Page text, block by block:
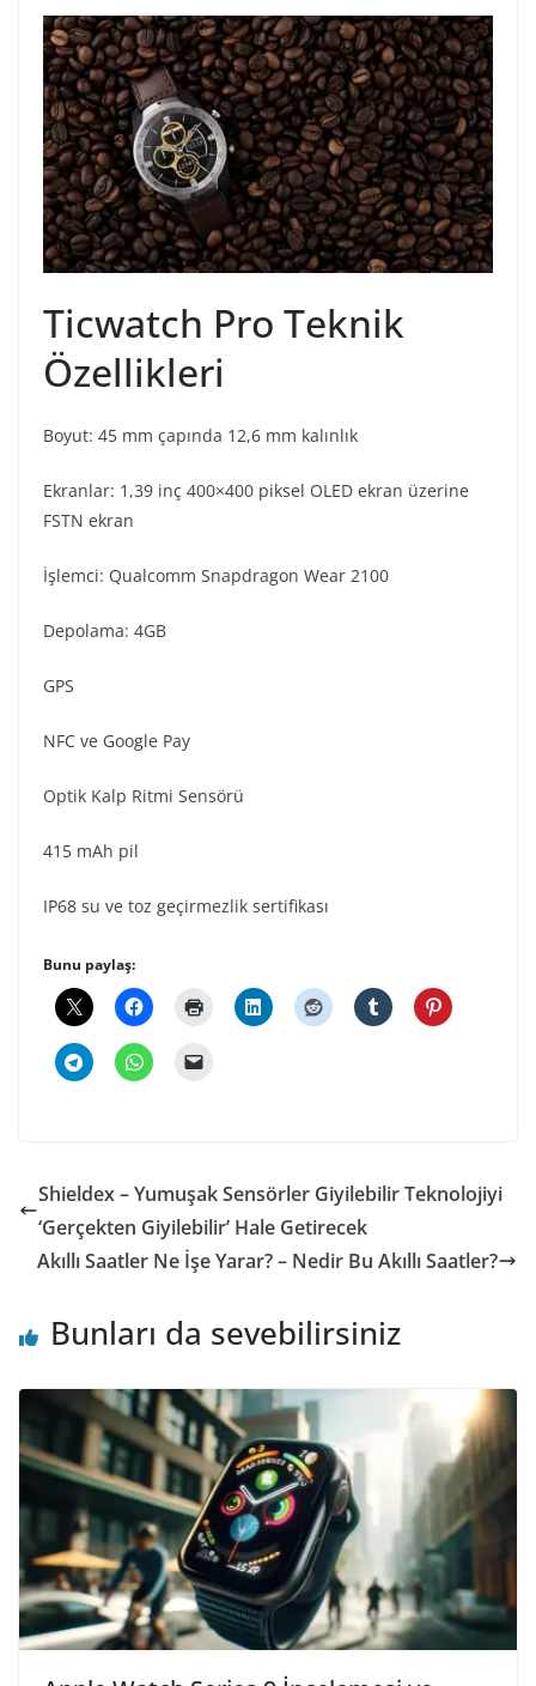
Ticwatch Pro Teknik
Özellikleri
Boyut: 45 mm çapında 12,6 mm kalınlık
Ekranlar: 1,39 inç 400×400 piksel OLED ekran üzerine
FSTN ekran
İşlemci: Qualcomm Snapdragon Wear 2100
Depolama: 4GB
GPS
NFC ve Google Pay
Optik Kalp Ritmi Sensörü
415 mAh pil
IP68 su ve toz geçirmezlik sertifikası
Bunu paylaş:
Shieldex – Yumuşak Sensörler Giyilebilir Teknolojiyi
‘Gerçekten Giyilebilir’ Hale Getirecek
Akıllı Saatler Ne İşe Yarar? – Nedir Bu Akıllı Saatler?
Bunları da sevebilirsiniz